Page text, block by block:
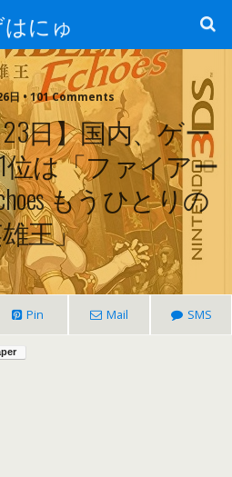
にゅ
日 • 101 Comments
23日】国内、ゲー
は「ファイアー
もうひとりの
王」
Pin Mail SMS